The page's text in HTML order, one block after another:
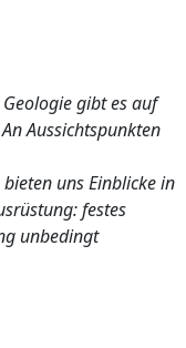
gibt es auf
Aussichtspunkten
uns Einblicke in
festes
unbedingt